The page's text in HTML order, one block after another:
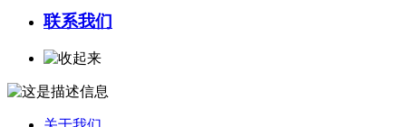
联系我们